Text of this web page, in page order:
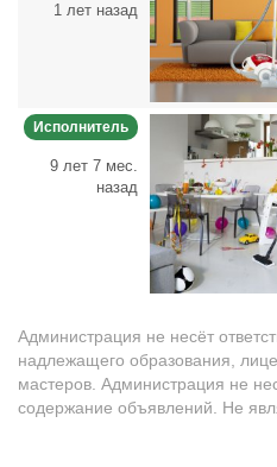
1 лет назад
Исполнитель
9 лет 7 мес.
назад
Администрация не несёт
надлежащего образования,
мастеров. Администрация не
содержание объявлений. Не